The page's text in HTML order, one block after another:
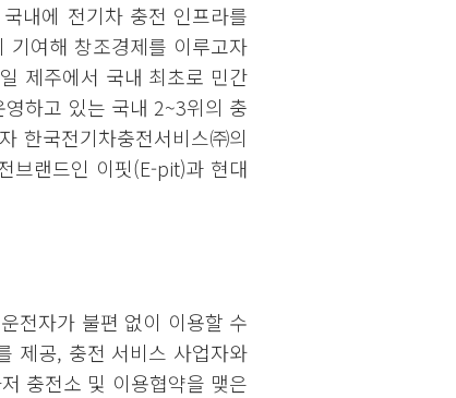
내에 전기차 충전 인프라를
여해 창조경제를 이루고자
제주에서 국내 최초로 민간
하고 있는 국내 2~3위의 충
한국전기차충전서비스㈜의
브랜드인 이핏(E-pit)과 현대
전자가 불편 없이 이용할 수
제공, 충전 서비스 사업자와
충전소 및 이용협약을 맺은